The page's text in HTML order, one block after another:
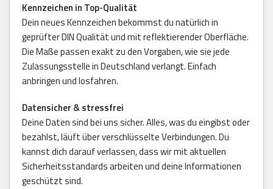
Kennzeichen in Top-Qualität
Dein neues Kennzeichen bekommst du natürlich in
geprüfter DIN Qualität und mit reflektierender Oberfläche.
Die Maße passen exakt zu den Vorgaben, wie sie jede
Zulassungsstelle in Deutschland verlangt. Einfach
anbringen und losfahren.
Datensicher & stressfrei
Deine Daten sind bei uns sicher. Alles, was du eingibst oder
bezahlst, läuft über verschlüsselte Verbindungen. Du
kannst dich darauf verlassen, dass wir mit aktuellen
Sicherheitsstandards arbeiten und deine Informationen
geschützt sind.